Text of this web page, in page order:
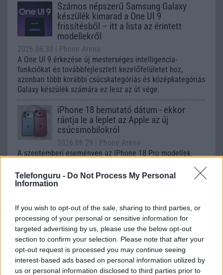
Telefonguru - Do Not Process My Personal
Information
If you wish to opt-out of the sale, sharing to third parties, or
processing of your personal or sensitive information for
targeted advertising by us, please use the below opt-out
section to confirm your selection. Please note that after your
opt-out request is processed you may continue seeing
interest-based ads based on personal information utilized by
us or personal information disclosed to third parties prior to
Számos népszerű Samsung Galaxy
készülék kimarad a One UI 9
frissítésből – itt a lista az érintett
modellekről
2026.06.30
| Phone Arena
A One UI 9 érkezése új mesterséges intelligencia-
funkciókat és továbbfejlesztett kezelőfelületet hoz,
azonban több korábbi csúcskategóriás és középkategóriás
Galaxy készülék számára ez lesz az út vége.
iPhone 18 bemutató dátum - ekkor
rántja le a leplet az Apple az új
csúcsmobilokról
2026.06.29
| Phone Arena
A szeptemberi eseményen az iPhone 18 Pro modellek
bemutatkozhat, miközben az áremelésekről szóló
találgatások továbbra is beárnyékolják a rajtot.
Az Android rejtett automatizmusai: hat
funkció, amely észrevétlenül könnyíti
meg a mindennapokat
2026.06.14| Android Police
Sok felhasználó külön alkalmazásokra esküszik, pedig az
Android már évek óta olyan intelligens funkciókat kínál,
amelyek maguktól dolgoznak a háttérben.